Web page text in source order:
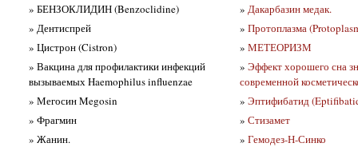
» БЕНЗОКЛИДИН (Benzoclidine)
» Дентиспрей
» Цистрон (Cistron)
» Вакцина для профилактики инфекций
вызываемых Haemophilus influenzae
» Мегосин Megosin
» Фрагмин
» Жанин.
» Дакарбазин медак.
» Протоплазма
» МЕТЕОРИЗМ
» Эффект хорошего сна
современной
» Эптифибатид
» Стизамет
» Гемодез-Н-Синко